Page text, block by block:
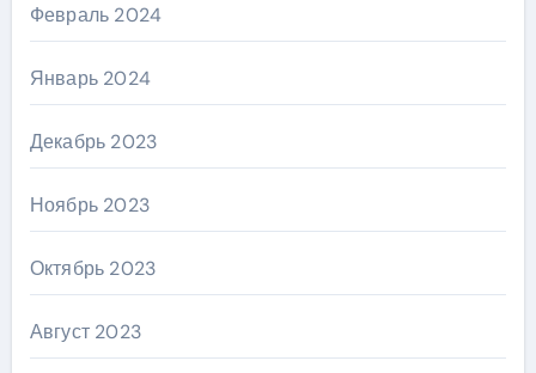
Февраль 2024
Январь 2024
Декабрь 2023
Ноябрь 2023
Октябрь 2023
Август 2023